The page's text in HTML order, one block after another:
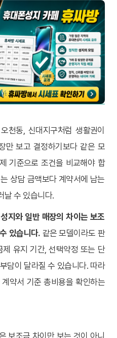
천동, 신대지구처럼 생활권이
만 보고 결정하기보다 같은 모
기준으로 조건을 비교해야 합
상담 금액보다 계약서에 남는
날 수 있습니다.
지와 일반 매장의 차이는 보조
있습니다. 같은 모델이라도 판
유지 기간, 선택약정 또는 단
담이 달라질 수 있습니다. 따라
약서 기준 총비용을 확인하는